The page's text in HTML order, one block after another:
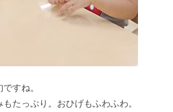
すね。
たっぷり。おひげもふわふわ。